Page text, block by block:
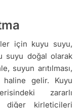
için kuyu suyu,
suyu doğal olarak
suyun arıtılması,
haline gelir. Kuyu
zararlı
diğer kirleticileri